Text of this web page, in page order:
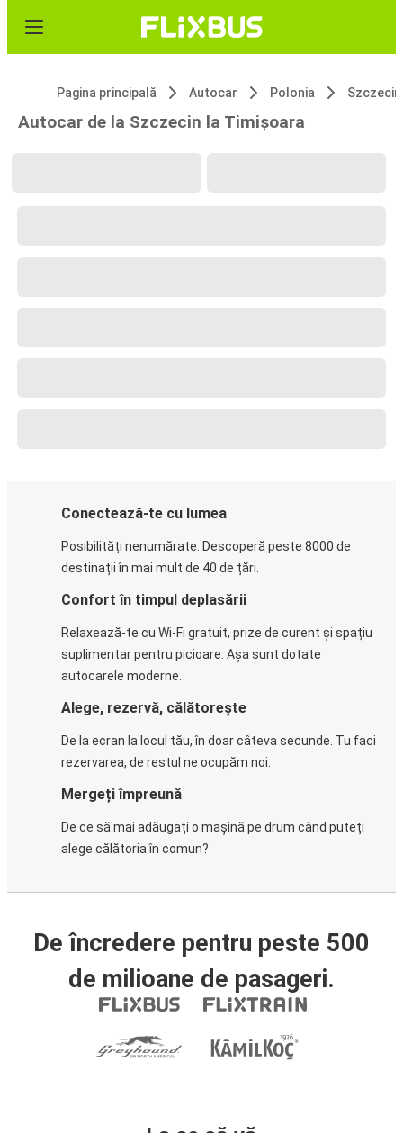
Pagina principală Autocar Polonia Szczecin
Autocar de la Szczecin la Timișoara
Conectează-te cu lumea
Posibilități nenumărate. Descoperă peste 8000 de
destinații în mai mult de 40 de țări.
Confort în timpul deplasării
Relaxează-te cu Wi-Fi gratuit, prize de curent și spațiu
suplimentar pentru picioare. Așa sunt dotate
autocarele moderne.
Alege, rezervă, călătorește
De la ecran la locul tău, în doar câteva secunde. Tu faci
rezervarea, de restul ne ocupăm noi.
Mergeți împreună
De ce să mai adăugați o mașină pe drum când puteți
alege călătoria în comun?
De încredere pentru peste 500
de milioane de pasageri.